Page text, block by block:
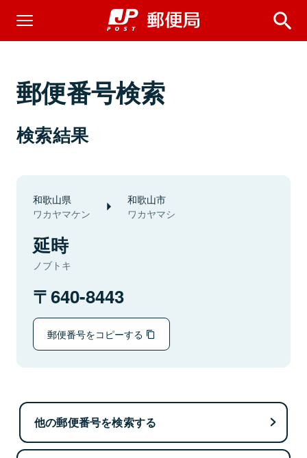
郵便番号検索
検索結果
和歌山県
ワカヤマケン
和歌山市
ワカヤマシ
延時
ノブトキ
640-8443
郵便番号をコピーする
他の郵便番号を検索する